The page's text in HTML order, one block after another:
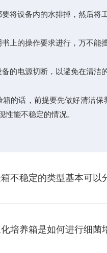
设备内的水排掉，然后将
的操作要求进行，万不能
电源切断，以避免在清洁
话，前提要先做好清洁保
能不稳定的情况。
不稳定的类型基本可以
培养箱是如何进行细菌